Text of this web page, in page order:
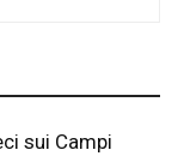
sui Campi